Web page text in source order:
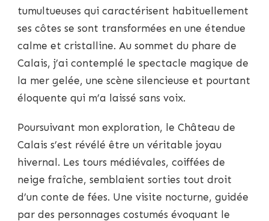
tumultueuses qui caractérisent habituellement
ses côtes se sont transformées en une étendue
calme et cristalline. Au sommet du phare de
Calais, j’ai contemplé le spectacle magique de
la mer gelée, une scène silencieuse et pourtant
éloquente qui m’a laissé sans voix.
Poursuivant mon exploration, le Château de
Calais s’est révélé être un véritable joyau
hivernal. Les tours médiévales, coiffées de
neige fraîche, semblaient sorties tout droit
d’un conte de fées. Une visite nocturne, guidée
par des personnages costumés évoquant le